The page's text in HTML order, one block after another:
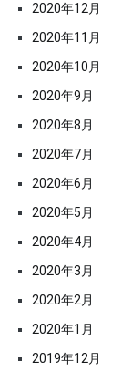
2020年12月
2020年11月
2020年10月
2020年9月
2020年8月
2020年7月
2020年6月
2020年5月
2020年4月
2020年3月
2020年2月
2020年1月
2019年12月